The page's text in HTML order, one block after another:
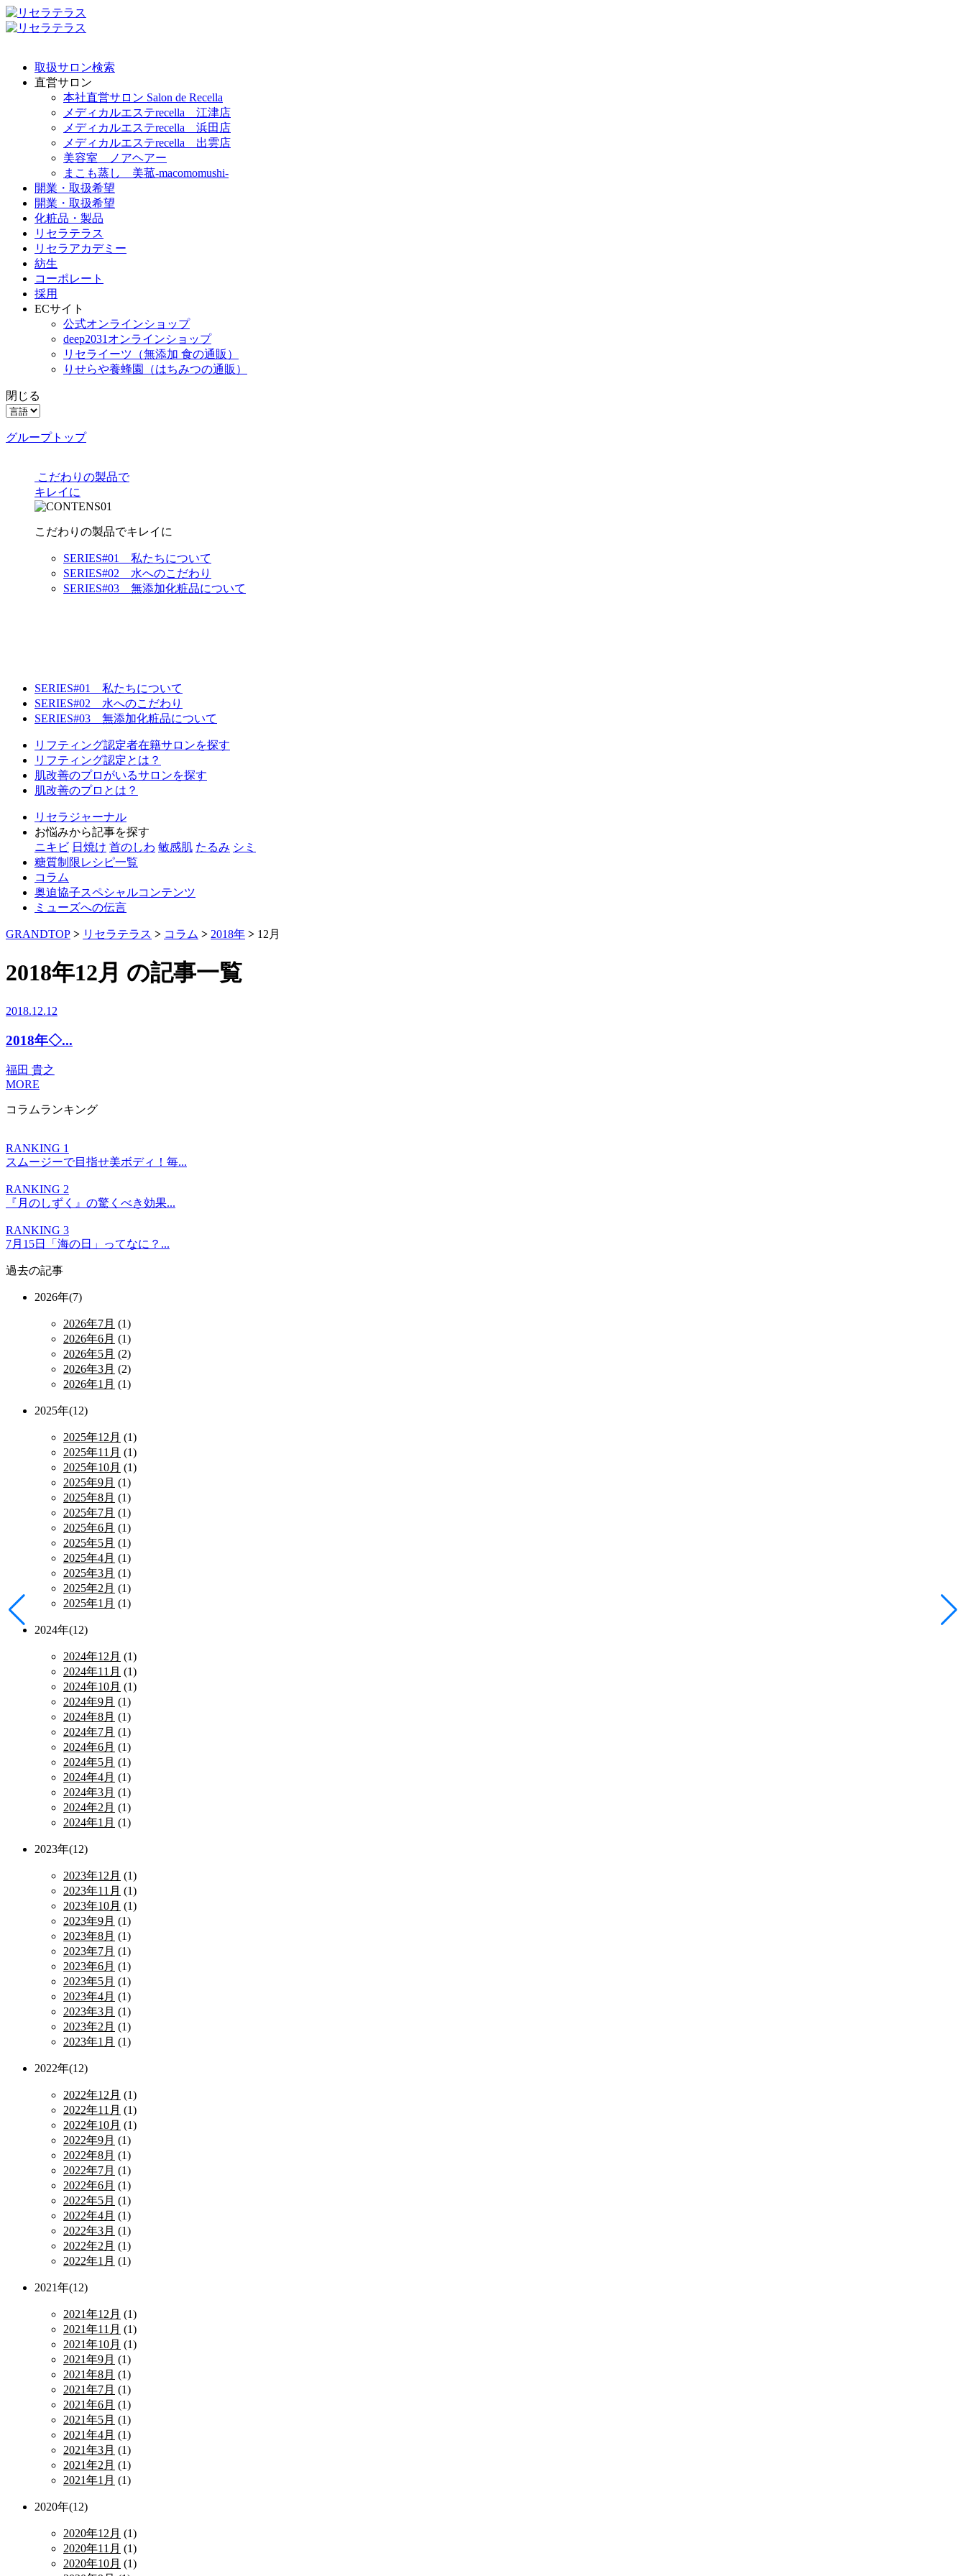
取扱サロン検索
直営サロン
本社直営サロン Salon de Recella
メディカルエステrecella 江津店
メディカルエステrecella 浜田店
メディカルエステrecella 出雲店
美容室 ノアヘアー
まこも蒸し 美菰-macomomushi-
開業・取扱希望
開業・取扱希望
化粧品・製品
リセラテラス
リセラアカデミー
紡生
コーポレート
採用
ECサイト
公式オンラインショップ
deep2031オンラインショップ
リセライーツ （無添加 食の通販）
りせらや養蜂園
（はちみつの通販）
閉じる
グループトップ
こだわりの製品で
キレイに
こだわりの製品でキレイに
SERIES#01 私たちについて
SERIES#02 水へのこだわり
SERIES#03 無添加化粧品について
SERIES#01 私たちについて
SERIES#02 水へのこだわり
SERIES#03 無添加化粧品について
リフティング認定者在籍サロンを探す
リフティング認定とは？
肌改善のプロがいるサロンを探す
肌改善のプロとは？
リセラジャーナル
お悩みから記事を探す
ニキビ 日焼け 首のしわ 敏感肌 たるみ シミ
糖質制限レシピ一覧
コラム
奥迫協子スペシャルコンテンツ
ミューズへの伝言
GRANDTOP > リセラテラス > コラム > 2018年 > 12月
2018年12月 の記事一覧
2018.12.12
2018年◇...
福田 貴之
MORE
コラムランキング
RANKING 1
スムージーで目指せ美ボディ！毎...
RANKING 2
『月のしずく』の驚くべき効果...
RANKING 3
7月15日「海の日」ってなに？...
過去の記事
2026年(7)
2026年7月 (1)
2026年6月 (1)
2026年5月 (2)
2026年3月 (2)
2026年1月 (1)
2025年(12)
2025年12月 (1)
2025年11月 (1)
2025年10月 (1)
2025年9月 (1)
2025年8月 (1)
2025年7月 (1)
2025年6月 (1)
2025年5月 (1)
2025年4月 (1)
2025年3月 (1)
2025年2月 (1)
2025年1月 (1)
2024年(12)
2024年12月 (1)
2024年11月 (1)
2024年10月 (1)
2024年9月 (1)
2024年8月 (1)
2024年7月 (1)
2024年6月 (1)
2024年5月 (1)
2024年4月 (1)
2024年3月 (1)
2024年2月 (1)
2024年1月 (1)
2023年(12)
2023年12月 (1)
2023年11月 (1)
2023年10月 (1)
2023年9月 (1)
2023年8月 (1)
2023年7月 (1)
2023年6月 (1)
2023年5月 (1)
2023年4月 (1)
2023年3月 (1)
2023年2月 (1)
2023年1月 (1)
2022年(12)
2022年12月 (1)
2022年11月 (1)
2022年10月 (1)
2022年9月 (1)
2022年8月 (1)
2022年7月 (1)
2022年6月 (1)
2022年5月 (1)
2022年4月 (1)
2022年3月 (1)
2022年2月 (1)
2022年1月 (1)
2021年(12)
2021年12月 (1)
2021年11月 (1)
2021年10月 (1)
2021年9月 (1)
2021年8月 (1)
2021年7月 (1)
2021年6月 (1)
2021年5月 (1)
2021年4月 (1)
2021年3月 (1)
2021年2月 (1)
2021年1月 (1)
2020年(12)
2020年12月 (1)
2020年11月 (1)
2020年10月 (1)